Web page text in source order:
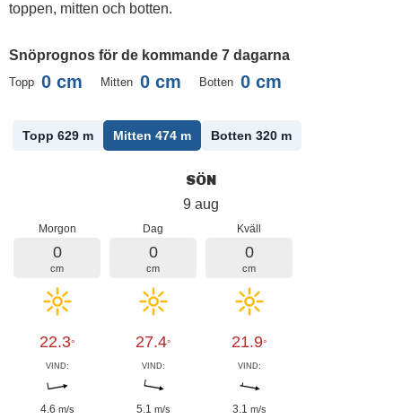
toppen, mitten och botten.
Snöprognos för de kommande 7 dagarna
Topp 0 cm Mitten 0 cm Botten 0 cm
Topp 629 m Mitten 474 m Botten 320 m
SÖN
9 aug
Morgon
0
cm
22.3°
VIND:
4.6 m/s
Dag
0
cm
27.4°
VIND:
5.1 m/s
Kväll
0
cm
21.9°
VIND:
3.1 m/s